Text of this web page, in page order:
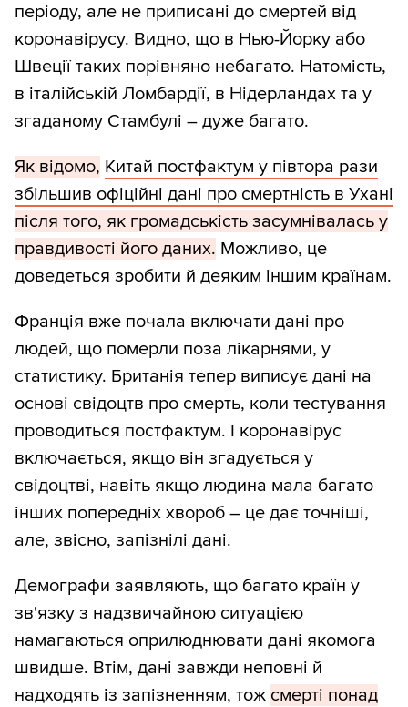
періоду, але не приписані до смертей від
коронавірусу. Видно, що в Нью-Йорку або
Швеції таких порівняно небагато. Натомість,
в італійській Ломбардії, в Нідерландах та у
згаданому Стамбулі – дуже багато.
Як відомо, Китай постфактум у півтора рази
збільшив офіційні дані про смертність в Ухані
після того, як громадськість засумнівалась у
правдивості його даних. Можливо, це
доведеться зробити й деяким іншим країнам.
Франція вже почала включати дані про
людей, що померли поза лікарнями, у
статистику. Британія тепер виписує дані на
основі свідоцтв про смерть, коли тестування
проводиться постфактум. І коронавірус
включається, якщо він згадується у
свідоцтві, навіть якщо людина мала багато
інших попередніх хвороб – це дає точніші,
але, звісно, запізнілі дані.
Демографи заявляють, що багато країн у
зв'язку з надзвичайною ситуацією
намагаються оприлюднювати дані якомога
швидше. Втім, дані завжди неповні й
надходять із запізненням, тож смерті понад